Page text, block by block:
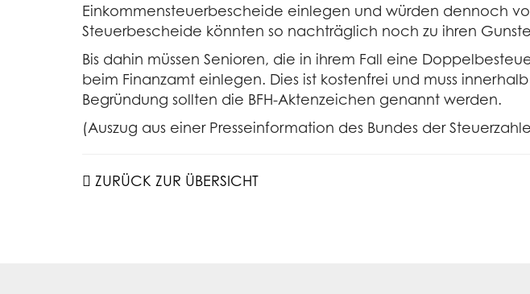
Einkommensteuerbescheide einlegen und würden dennoch
Steuerbescheide könnten so nachträglich noch zu ihren
Bis dahin müssen Senioren, die in ihrem Fall eine
beim Finanzamt einlegen. Dies ist kostenfrei und muss
Begründung sollten die BFH-Aktenzeichen genannt werden.
(Auszug aus einer Presseinformation des Bundes der
ZURÜCK ZUR ÜBERSICHT